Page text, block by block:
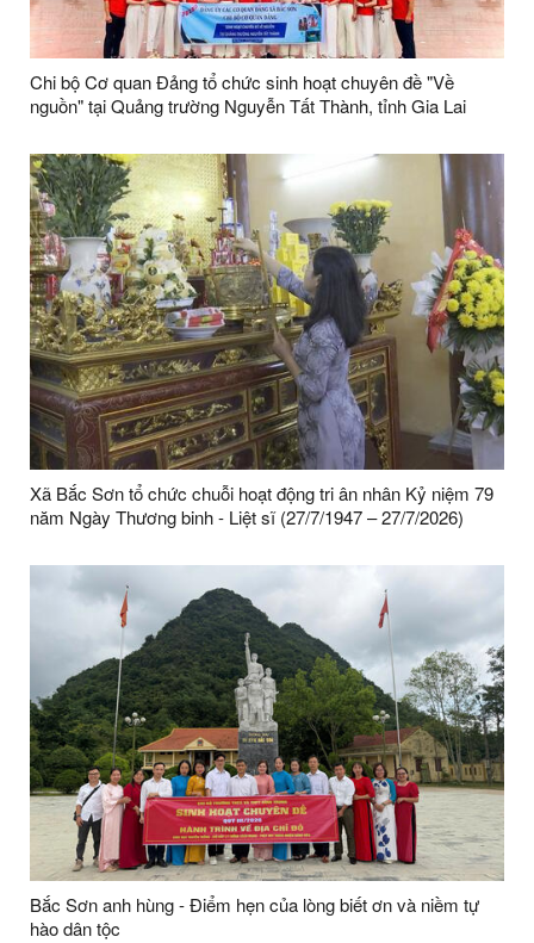
Chi bộ Cơ quan Đảng tổ chức sinh hoạt chuyên đề "Về
nguồn" tại Quảng trường Nguyễn Tất Thành, tỉnh Gia Lai
Xã Bắc Sơn tổ chức chuỗi hoạt động tri ân nhân Kỷ niệm 79
năm Ngày Thương binh - Liệt sĩ (27/7/1947 – 27/7/2026)
Bắc Sơn anh hùng - Điểm hẹn của lòng biết ơn và niềm tự
hào dân tộc